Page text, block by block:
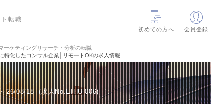
転職
初めての方へ
会員登録
ーケティングリサーチ・分析の転職
特化したコンサル企業│リモートOKの求人情報
26/08/18 求人No.EIHU-006